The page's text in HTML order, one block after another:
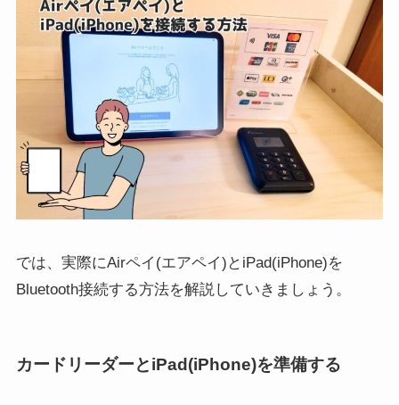
では、実際にAirペイ(エアペイ)とiPad(iPhone)を
Bluetooth接続する方法を解説していきましょう。
カードリーダーとiPad(iPhone)を準備する